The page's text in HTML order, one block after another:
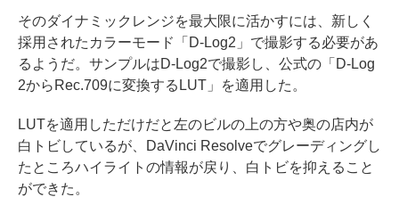
そのダイナミックレンジを最大限に活かすには、新しく
採用されたカラーモード「D-Log2」で撮影する必要があ
るようだ。サンプルはD-Log2で撮影し、公式の「D-Log
2からRec.709に変換するLUT」を適用した。
LUTを適用しただけだと左のビルの上の方や奥の店内が
白トビしているが、DaVinci Resolveでグレーディングし
たところハイライトの情報が戻り、白トビを抑えること
ができた。